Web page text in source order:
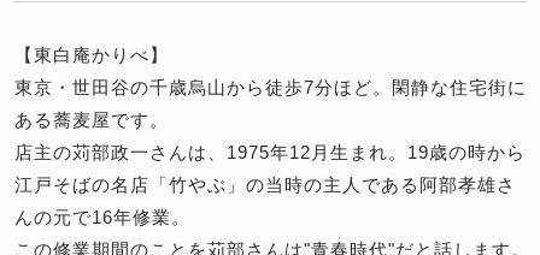
【東白庵かりべ】
東京・世田谷の千歳烏山から徒歩7分ほど。閑静な住宅街に
ある蕎麦屋です。
店主の苅部政一さんは、1975年12月生まれ。19歳の時から
江戸そばの名店「竹やぶ」の当時の主人である阿部孝雄さ
んの元で16年修業。
この修業期間のことを苅部さんは"青春時代"だと話します。